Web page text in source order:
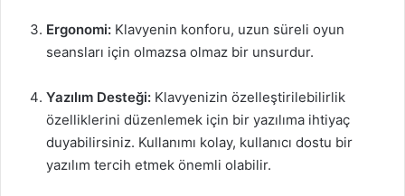
Ergonomi: Klavyenin konforu, uzun süreli oyun
seansları için olmazsa olmaz bir unsurdur.
Yazılım Desteği: Klavyenizin özelleştirilebilirlik
özelliklerini düzenlemek için bir yazılıma ihtiyaç
duyabilirsiniz. Kullanımı kolay, kullanıcı dostu bir
yazılım tercih etmek önemli olabilir.